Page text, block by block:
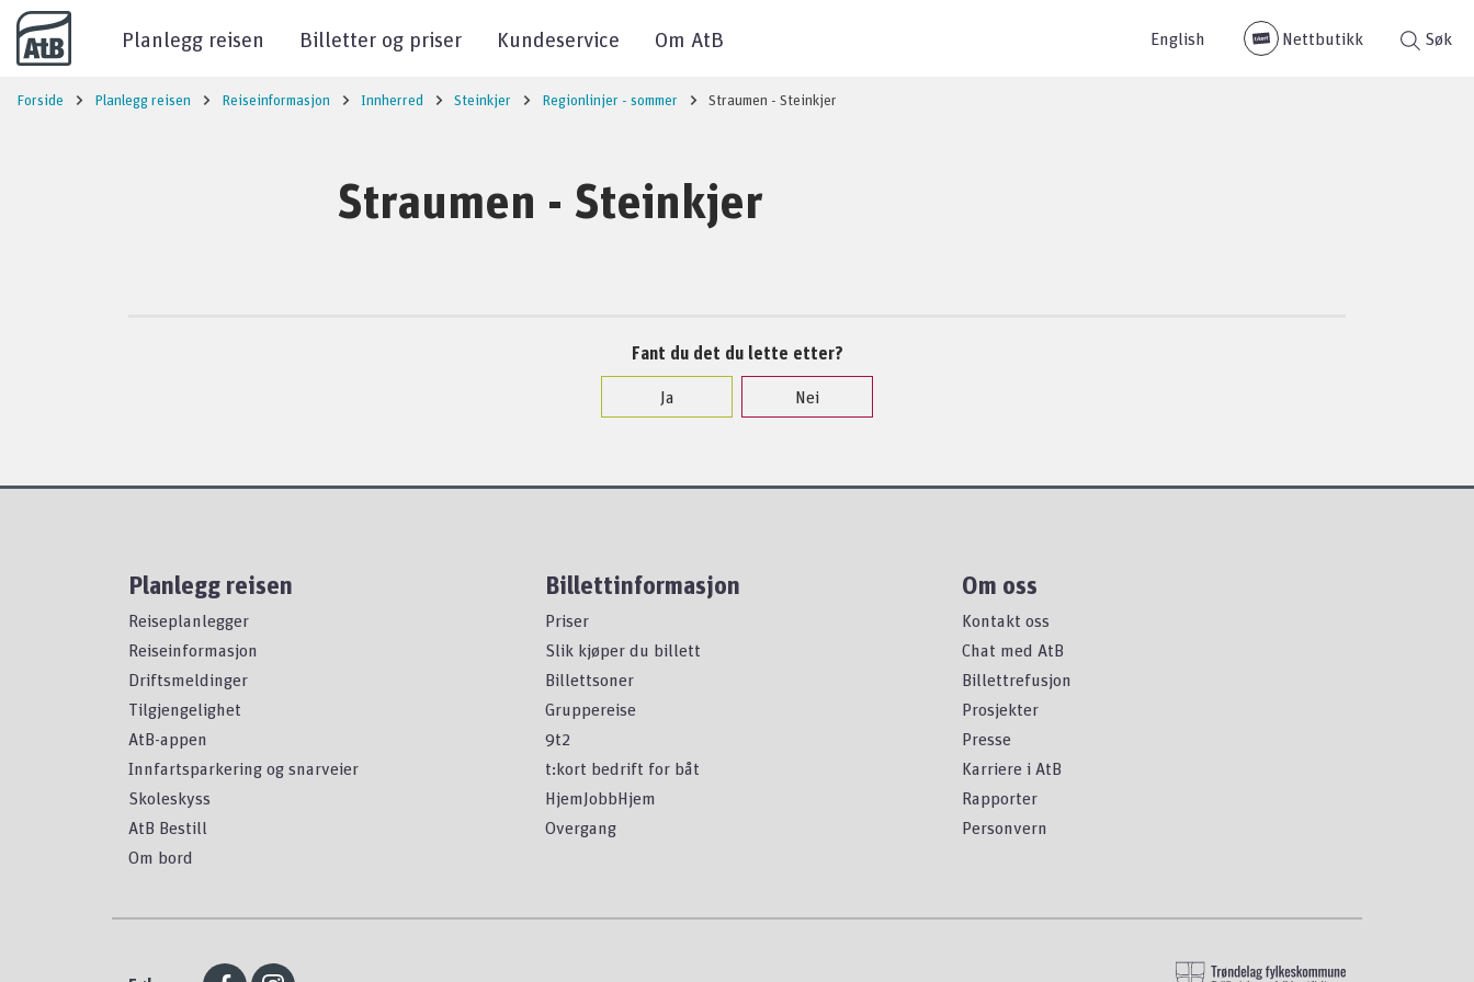
Til innhold
Planlegg reisen Billetter og priser Kundeservice Om AtB English Nettbutikk Søk
Forside Planlegg reisen Reiseinformasjon Innherred Steinkjer Regionlinjer - sommer Straumen - Steinkjer
Straumen - Steinkjer
Fant du det du lette etter?
Ja
Nei
Planlegg reisen
Reiseplanlegger
Reiseinformasjon
Driftsmeldinger
Tilgjengelighet
AtB-appen
Innfartsparkering og snarveier
Skoleskyss
AtB Bestill
Om bord
Billettinformasjon
Priser
Slik kjøper du billett
Billettsoner
Gruppereise
9t2
t:kort bedrift for båt
HjemJobbHjem
Overgang
Om oss
Kontakt oss
Chat med AtB
Billettrefusjon
Prosjekter
Presse
Karriere i AtB
Rapporter
Personvern